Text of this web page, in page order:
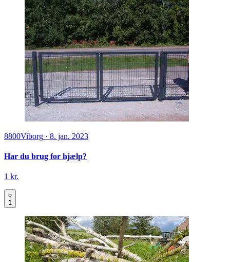
8800Viborg · 8. jan. 2023
Har du brug for hjælp?
1 kr.
1